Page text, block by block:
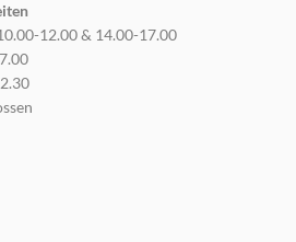
12.00 & 14.00-17.00